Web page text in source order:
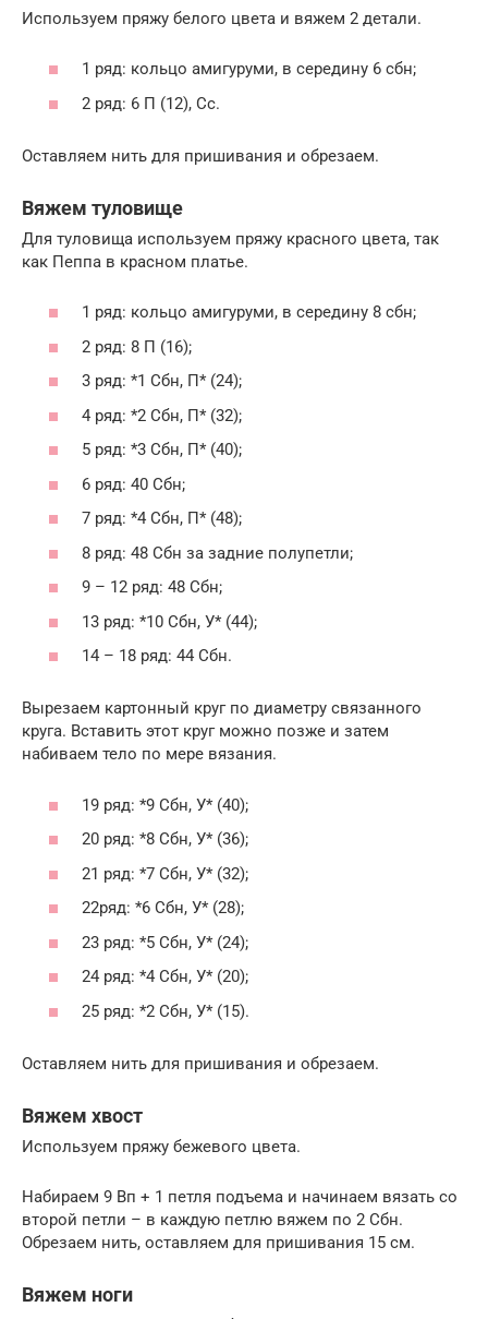
Используем пряжу белого цвета и вяжем 2 детали.
1 ряд: кольцо амигуруми, в середину 6 сбн;
2 ряд: 6 П (12), Сс.
Оставляем нить для пришивания и обрезаем.
Вяжем туловище
Для туловища используем пряжу красного цвета, так
как Пеппа в красном платье.
1 ряд: кольцо амигуруми, в середину 8 сбн;
2 ряд: 8 П (16);
3 ряд: *1 Сбн, П* (24);
4 ряд: *2 Сбн, П* (32);
5 ряд: *3 Сбн, П* (40);
6 ряд: 40 Сбн;
7 ряд: *4 Сбн, П* (48);
8 ряд: 48 Сбн за задние полупетли;
9 – 12 ряд: 48 Сбн;
13 ряд: *10 Сбн, У* (44);
14 – 18 ряд: 44 Сбн.
Вырезаем картонный круг по диаметру связанного
круга. Вставить этот круг можно позже и затем
набиваем тело по мере вязания.
19 ряд: *9 Сбн, У* (40);
20 ряд: *8 Сбн, У* (36);
21 ряд: *7 Сбн, У* (32);
22ряд: *6 Сбн, У* (28);
23 ряд: *5 Сбн, У* (24);
24 ряд: *4 Сбн, У* (20);
25 ряд: *2 Сбн, У* (15).
Оставляем нить для пришивания и обрезаем.
Вяжем хвост
Используем пряжу бежевого цвета.
Набираем 9 Вп + 1 петля подъема и начинаем вязать со
второй петли – в каждую петлю вяжем по 2 Сбн.
Обрезаем нить, оставляем для пришивания 15 см.
Вяжем ноги